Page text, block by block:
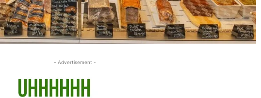
- Advertisement -